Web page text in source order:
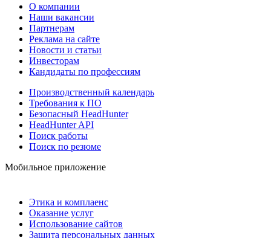
О компании
Наши вакансии
Партнерам
Реклама на сайте
Новости и статьи
Инвесторам
Кандидаты по профессиям
Производственный календарь
Требования к ПО
Безопасный HeadHunter
HeadHunter API
Поиск работы
Поиск по резюме
Мобильное приложение
Этика и комплаенс
Оказание услуг
Использование сайтов
Защита персональных данных